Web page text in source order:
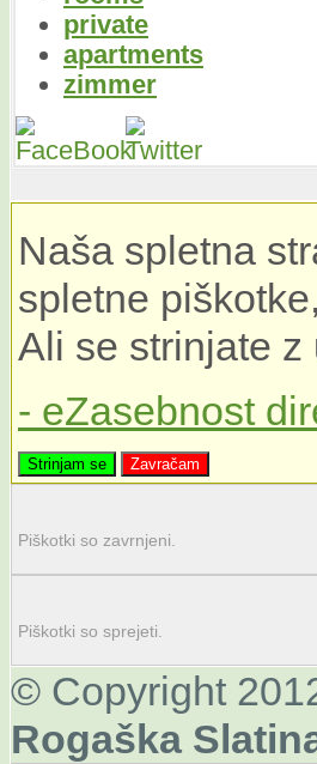
private
apartments
zimmer
Naša spletna
spletne
Ali se strinjate
- eZasebnost
Strinjam se Zavračam
Piškotki so zavrnjeni.
Piškotki so sprejeti.
© Copyright
Rogaška